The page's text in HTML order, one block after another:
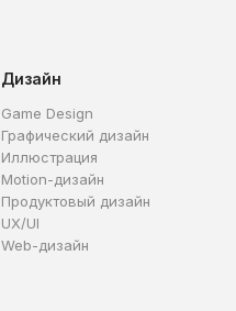
Дизайн
Game Design
Графический дизайн
Иллюстрация
Motion-дизайн
Продуктовый дизайн
UX/UI
Web-дизайн